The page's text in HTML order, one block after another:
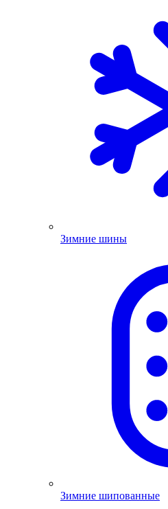
Зимние шины
Зимние шипованные